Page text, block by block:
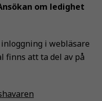
om ledighet
i webläsare
finns att ta del av på